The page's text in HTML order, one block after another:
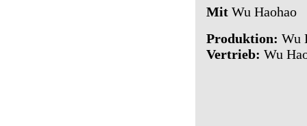
MitWu Haohao
Produktion: Wu
Vertrieb: Wu